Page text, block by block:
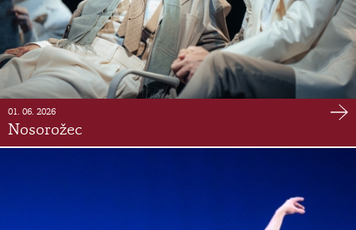
01. 06. 2026
Nosorožec